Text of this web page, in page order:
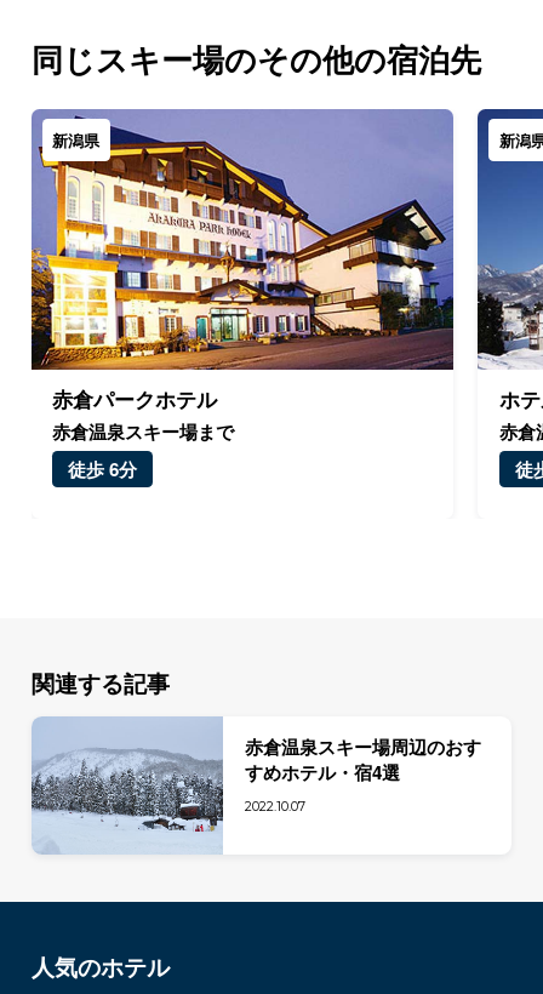
同じスキー場のその他の宿泊先
新潟県
赤倉パークホテル
赤倉温泉スキー場まで
徒歩 6分
新潟
ホ
赤倉
徒
関連する記事
赤倉温泉スキー場周辺のおす
すめホテル・宿4選
2022.10.07
人気のホテル